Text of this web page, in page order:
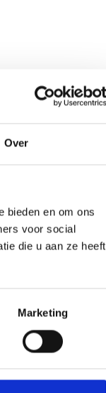
Over
bieden en om ons
voor social
die u aan ze heeft
Marketing